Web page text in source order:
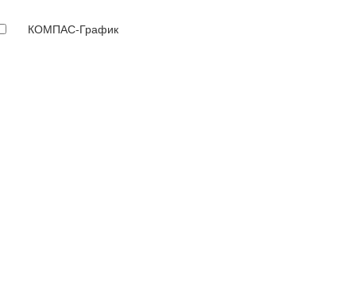
КОМПАС-График